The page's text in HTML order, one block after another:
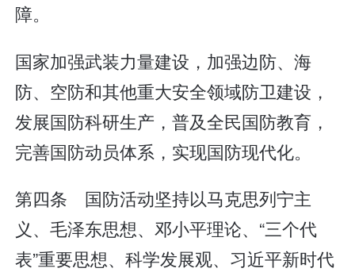
障。
国家加强武装力量建设，加强边防、海
防、空防和其他重大安全领域防卫建设，
发展国防科研生产，普及全民国防教育，
完善国防动员体系，实现国防现代化。
第四条 国防活动坚持以马克思列宁主
义、毛泽东思想、邓小平理论、“三个代
表”重要思想、科学发展观、习近平新时代